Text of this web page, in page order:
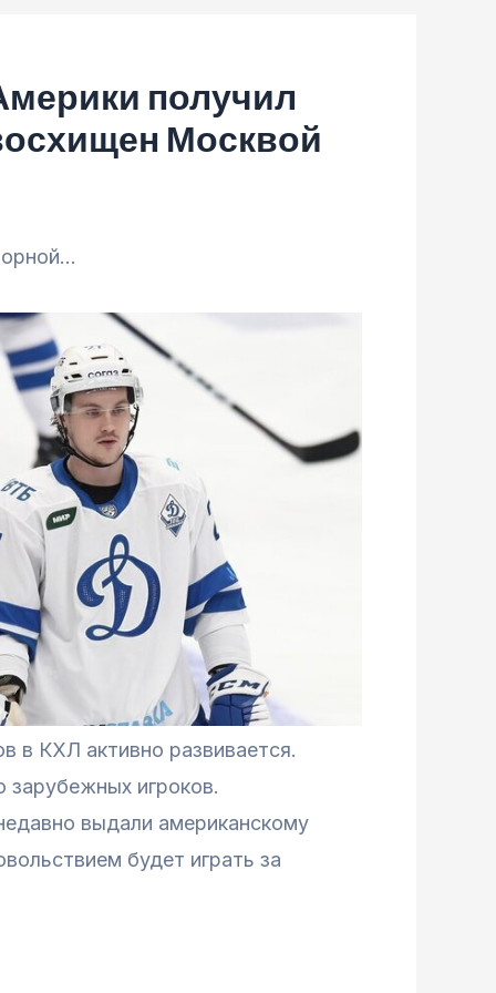
получил
Москвой
в КХЛ активно развивается.
зарубежных игроков.
выдали американскому
будет играть за